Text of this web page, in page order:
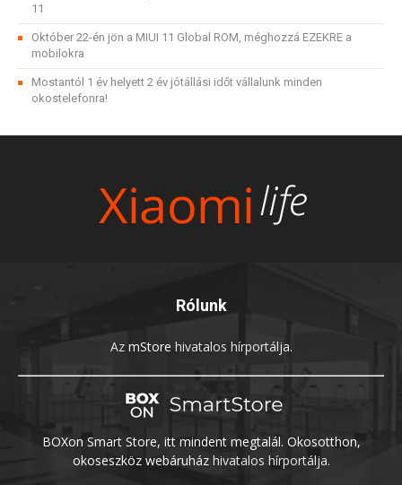
11
Október 22-én jön a MIUI 11 Global ROM, méghozzá EZEKRE a
mobilokra
Mostantól 1 év helyett 2 év jótállási időt vállalunk minden
okostelefonra!
Rólunk
Az mStore hivatalos hírportálja.
BOXon Smart Store, itt mindent megtalál. Okosotthon,
okoseszköz webáruházhivatalos hírportálja.